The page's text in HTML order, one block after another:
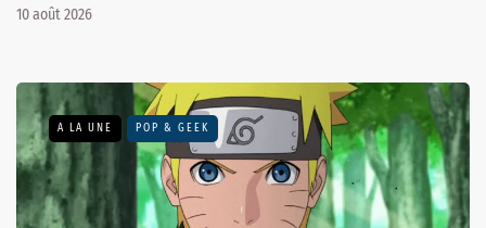
10 août 2026
A LA UNE POP & GEEK